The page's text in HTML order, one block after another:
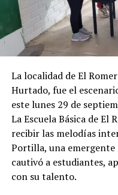
La localidad de El
Hurtado, fue el
este lunes 29 de
La Escuela Básica de El
recibir las melodías
Portilla, una emergente
cautivó a estudiantes,
con su talento.